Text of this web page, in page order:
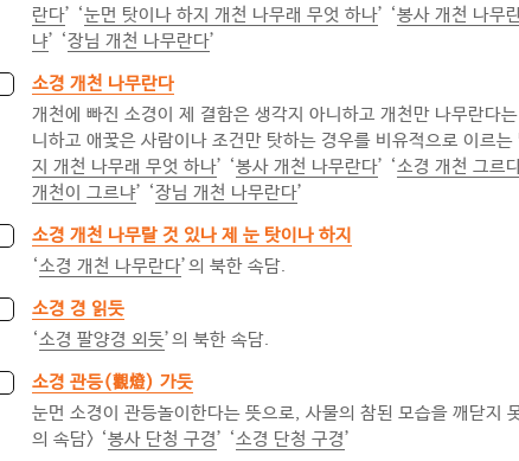
란다’ ‘눈먼 탓이나 하지 개천 나무래 무엇 하나’ ‘봉사 개천 나무
냐’ ‘장님 개천 나무란다’
소경 개천 나무란다
개천에 빠진 소경이 제 결함은 생각지 아니하고 개천만 나무란다
니하고 애꿎은 사람이나 조건만 탓하는 경우를 비유적으로 이르는
지 개천 나무래 무엇 하나’ ‘봉사 개천 나무란다’ ‘소경 개천 그르
개천이 그르냐’ ‘장님 개천 나무란다’
소경 개천 나무랄 것 있나 제 눈 탓이나 하지
‘소경 개천 나무란다’의 북한 속담.
소경 경 읽듯
‘소경 팔양경 외듯’의 북한 속담.
소경 관등(觀燈) 가듯
눈먼 소경이 관등놀이한다는 뜻으로, 사물의 참된 모습을 깨닫지
의 속담> ‘봉사 단청 구경’ ‘소경 단청 구경’